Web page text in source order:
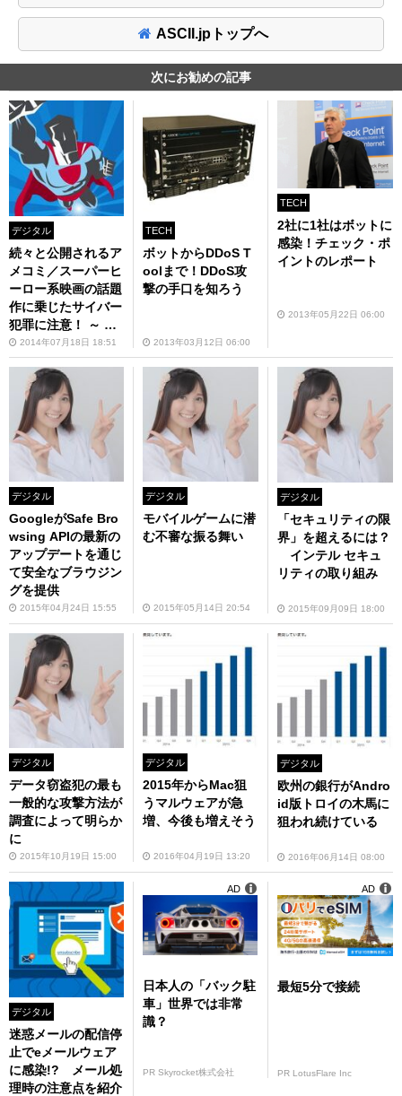
ASCII.jpトップへ
次にお勧めの記事
デジタル
続々と公開されるア
メコミ／スーパーヒ
ーロー系映画の話題
作に乗じたサイバー
犯罪に注意！ ～ マ
カフィー調査：「イ
ンターネット検索で
最もリスクの高いス
ーパーヒーロー」
2014年07月18日 18:51
TECH
ボットからDDoS T
oolまで！DDoS攻
撃の手口を知ろう
2013年03月12日 06:00
TECH
2社に1社はボットに
感染！チェック・ポ
イントのレポート
2013年05月22日 06:00
デジタル
GoogleがSafe Bro
wsing APIの最新の
アップデートを通じ
て安全なブラウジン
グを提供
2015年04月24日 15:55
デジタル
モバイルゲームに潜
む不審な振る舞い
2015年05月14日 20:54
デジタル
「セキュリティの限
界」を超えるには？
インテル セキュ
リティの取り組み
2015年09月09日 18:00
デジタル
データ窃盗犯の最も
一般的な攻撃方法が
調査によって明らか
に
2015年10月19日 15:00
デジタル
2015年からMac狙
うマルウェアが急
増、今後も増えそう
2016年04月19日 13:20
デジタル
欧州の銀行がAndro
id版トロイの木馬に
狙われ続けている
2016年06月14日 08:00
デジタル
迷惑メールの配信停
止でeメールウェア
に感染!? メール処
理時の注意点を紹介
日本人の「バック駐
車」世界では非常
識？
PR Skyrocket株式会社
AD
最短5分で接続
PR LotusFlare Inc
AD